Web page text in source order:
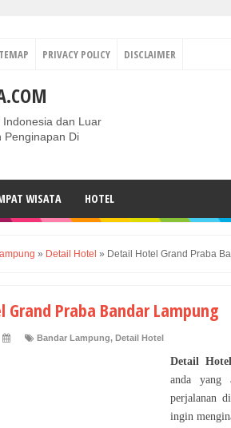
PRIVACY POLICY DISCLAIMER
Indonesia dan Luar
Penginapan Di
WISATA HOTEL
» Detail Hotel » Detail Hotel Grand Praba
Grand Praba Bandar Lampung
Bandar Lampung, Detail Hotel
Detail
anda yang
perjalanan
ingin